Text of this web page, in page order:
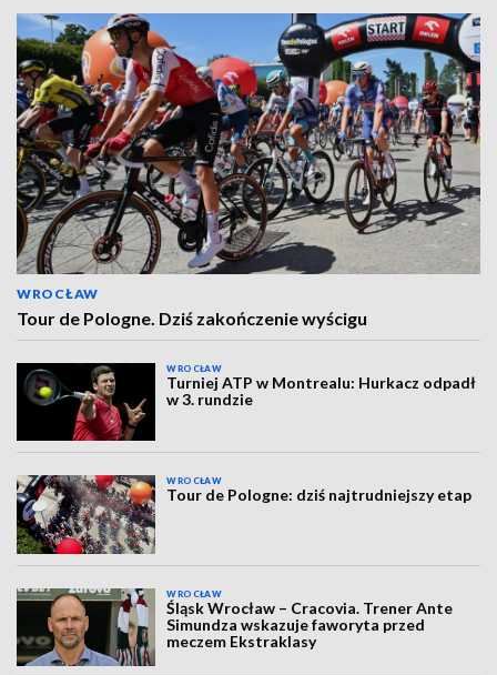
WROCŁAW
Tour de Pologne. Dziś zakończenie wyścigu
WROCŁAW
Turniej ATP w Montrealu: Hurkacz odpadł
w 3. rundzie
WROCŁAW
Tour de Pologne: dziś najtrudniejszy etap
WROCŁAW
Śląsk Wrocław – Cracovia. Trener Ante
Simundza wskazuje faworyta przed
meczem Ekstraklasy